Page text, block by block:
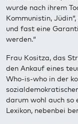
wurde nach ihrem
Kommunistin,
und fast eine
werden.“
Frau Kositza, das
den Ankauf eines
Who-is-who in der
darum wohl auch so
Lexikon, nebenbei